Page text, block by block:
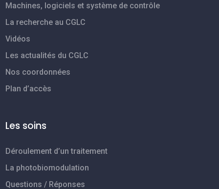
Machines, logiciels et système de contrôle
La recherche au CGLC
Vidéos
Les actualités du CGLC
Nos coordonnées
Plan d’accès
Les soins
Déroulement d’un traitement
La photobiomodulation
Questions / Réponses